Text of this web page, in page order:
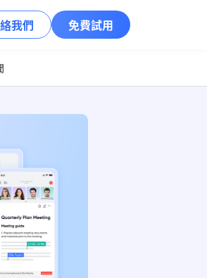
我們 免費試用